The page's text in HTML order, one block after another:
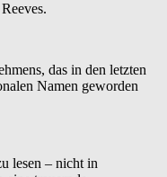
das in den letzten
Namen geworden
lesen – nicht in